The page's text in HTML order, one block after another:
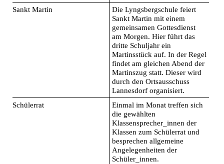
Sankt Martin
Die Lyngsbergschule feiert
Sankt Martin mit einem
gemeinsamen Gottesdienst
am Morgen. Hier führt das
dritte Schuljahr ein
Martinsstück auf. In der Regel
findet am gleichen Abend der
Martinszug statt. Dieser wird
durch den Ortsausschuss
Lannesdorf organisiert.
Schülerrat
Einmal im Monat treffen sich
die gewählten
Klassensprecher_innen der
Klassen zum Schülerrat und
besprechen allgemeine
Angelegenheiten der
Schüler_innen.